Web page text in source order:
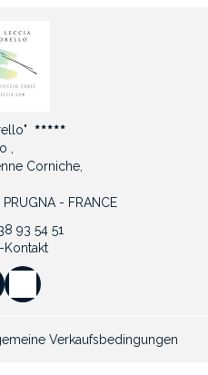
,
Corniche,
- FRANCE
93 54 51
Kontakt
Verkaufsbedingungen